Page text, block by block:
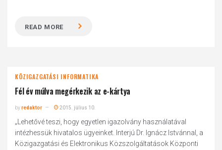
READ MORE
KÖZIGAZGATÁSI INFORMATIKA
Fél év múlva megérkezik az e-kártya
byredaktor 2015. július 10.
„Lehetővé teszi, hogy egyetlen igazolvány használatával
intézhessük hivatalos ügyeinket. Interjú Dr. Ignácz Istvánnal, a
Közigazgatási és Elektronikus Közszolgáltatások Központi